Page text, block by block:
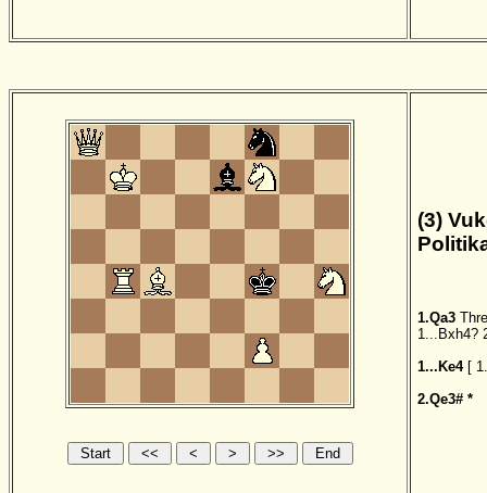
(3)
1.Qa3
1...Bxh4?
1...Ke4 [
2.Qe3# *